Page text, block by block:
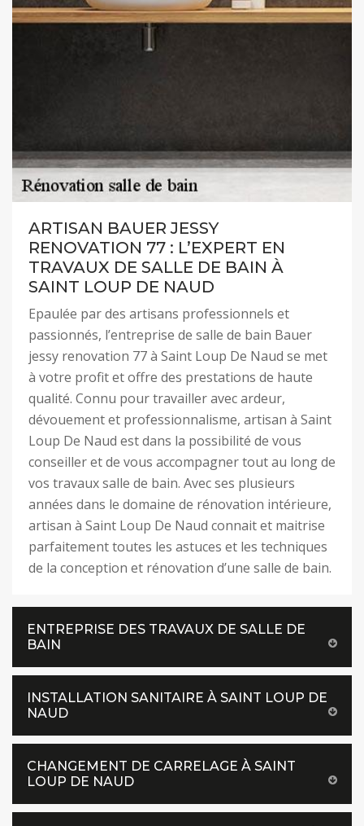
ARTISAN BAUER JESSY
RENOVATION 77 : L’EXPERT EN
TRAVAUX DE SALLE DE BAIN À
SAINT LOUP DE NAUD
Epaulée par des artisans professionnels et
passionnés, l’entreprise de salle de bain Bauer
jessy renovation 77 à Saint Loup De Naud se met
à votre profit et offre des prestations de haute
qualité. Connu pour travailler avec ardeur,
dévouement et professionnalisme, artisan à Saint
Loup De Naud est dans la possibilité de vous
conseiller et de vous accompagner tout au long de
vos travaux salle de bain. Avec ses plusieurs
années dans le domaine de rénovation intérieure,
artisan à Saint Loup De Naud connait et maitrise
parfaitement toutes les astuces et les techniques
de la conception et rénovation d’une salle de bain.
ENTREPRISE DES TRAVAUX DE SALLE DE
BAIN
INSTALLATION SANITAIRE À SAINT LOUP DE
NAUD
CHANGEMENT DE CARRELAGE À SAINT
LOUP DE NAUD